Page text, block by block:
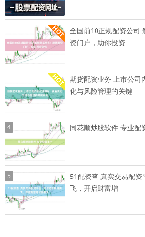
全国前10正规配资公司
资门户，助你投资
期货配资业务 上市公司
化与风险管理的关键
4 同花顺炒股软件 专业配
5
51配资查 真实交易配资平台：助您蛇年投资腾
飞，开启财富增